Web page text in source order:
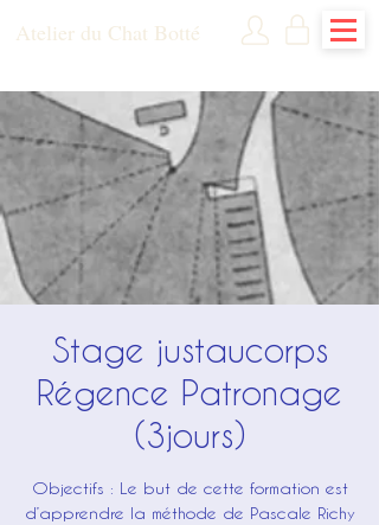
Atelier du Chat Botté
Stage justaucorps
Régence Patronage
(3jours)
Objectifs​​ : Le but de cette formation est
d’apprendre la méthode de Pascale Richy